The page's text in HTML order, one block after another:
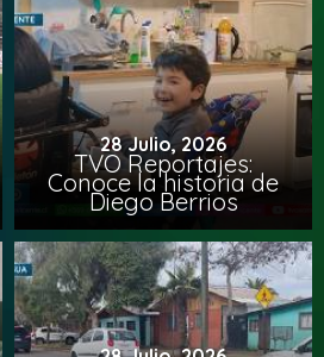
28 Julio, 2026
TVO Reportajes:
Conoce la historia de
Diego Berrios